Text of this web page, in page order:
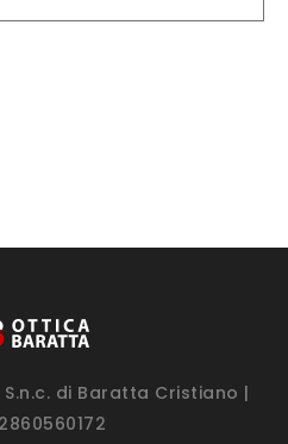
di Baratta Cristiano |